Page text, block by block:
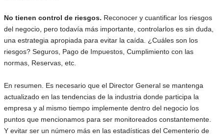
No tienen control de riesgos. Reconocer y cuantificar los riesgos
del negocio, pero todavía más importante, controlarlos es sin duda,
una estrategia apropiada para evitar la caída. ¿Cuáles son los
riesgos? Seguros, Pago de Impuestos, Cumplimiento con las
normas, Reservas, etc.
En resumen. Es necesario que el Director General se mantenga
actualizado en las tendencias de la industria donde participa la
empresa y al mismo tiempo implemente dentro del negocio los
puntos que mencionamos para ser monitoreados constantemente.
Y evitar ser un número más en las estadísticas del Cementerio de